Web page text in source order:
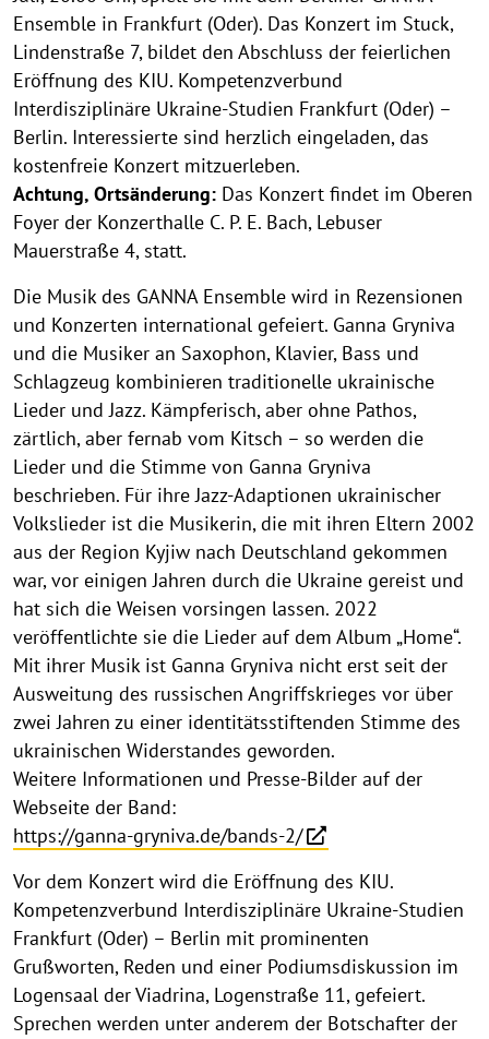
Ensemble in Frankfurt (Oder). Das Konzert im Stuck,
Lindenstraße 7, bildet den Abschluss der feierlichen
Eröffnung des KIU. Kompetenzverbund
Interdisziplinäre Ukraine-Studien Frankfurt (Oder) –
Berlin. Interessierte sind herzlich eingeladen, das
kostenfreie Konzert mitzuerleben.
Achtung, Ortsänderung: Das Konzert findet im Oberen
Foyer der Konzerthalle C. P. E. Bach, Lebuser
Mauerstraße 4, statt.
Die Musik des GANNA Ensemble wird in Rezensionen
und Konzerten international gefeiert. Ganna Gryniva
und die Musiker an Saxophon, Klavier, Bass und
Schlagzeug kombinieren traditionelle ukrainische
Lieder und Jazz. Kämpferisch, aber ohne Pathos,
zärtlich, aber fernab vom Kitsch – so werden die
Lieder und die Stimme von Ganna Gryniva
beschrieben. Für ihre Jazz-Adaptionen ukrainischer
Volkslieder ist die Musikerin, die mit ihren Eltern 2002
aus der Region Kyjiw nach Deutschland gekommen
war, vor einigen Jahren durch die Ukraine gereist und
hat sich die Weisen vorsingen lassen. 2022
veröffentlichte sie die Lieder auf dem Album „Home“.
Mit ihrer Musik ist Ganna Gryniva nicht erst seit der
Ausweitung des russischen Angriffskrieges vor über
zwei Jahren zu einer identitätsstiftenden Stimme des
ukrainischen Widerstandes geworden.
Weitere Informationen und Presse-Bilder auf der
Webseite der Band:
https://ganna-gryniva.de/bands-2/
Vor dem Konzert wird die Eröffnung des KIU.
Kompetenzverbund Interdisziplinäre Ukraine-Studien
Frankfurt (Oder) – Berlin mit prominenten
Grußworten, Reden und einer Podiumsdiskussion im
Logensaal der Viadrina, Logenstraße 11, gefeiert.
Sprechen werden unter anderem der Botschafter der